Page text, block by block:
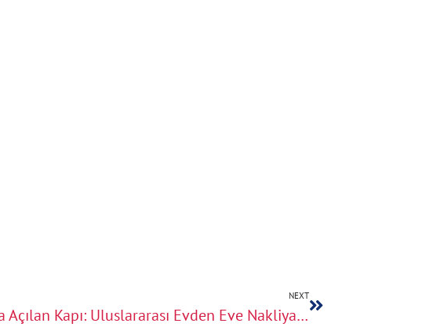
NEXT
İstanbul’dan Dünyaya Açılan Kapı: Uluslararası Evden Eve Nakliyatta Güvenilir Çözümler